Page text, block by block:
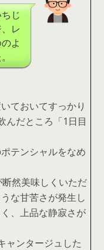
じ
レ
よ
ておいてすっかり
んだところ「1日目
テンシャルをなめ
然美味しくいただ
な甘苦さが発生し
、上品な静寂さが
ャンタージュした